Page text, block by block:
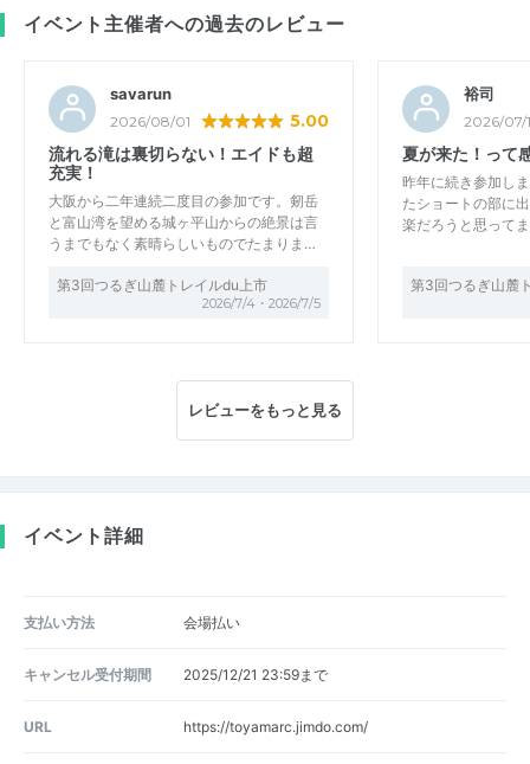
イベント主催者への過去のレビュー
savarun
2026/08/01 5.00
流れる滝は裏切らない！エイドも超
充実！
大阪から二年連続二度目の参加です。剱岳
と富山湾を望める城ヶ平山からの絶景は言
うまでもなく素晴らしいものでたまりま…
第3回つるぎ山麓トレイルdu上市
2026/7/4・2026/7/5
裕司
2026/07/
夏が来た！って
昨年に続き参加し
たショートの部に
楽だろうと思って
第3回つるぎ山麓
レビューをもっと見る
イベント詳細
支払い方法 会場払い
キャンセル受付期間 2025/12/21 23:59まで
URL https://toyamarc.jimdo.com/